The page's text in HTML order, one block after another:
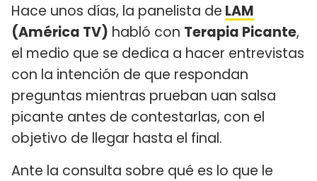
Hace unos días, la panelista de LAM
(América TV) habló con Terapia Picante,
el medio que se dedica a hacer entrevistas
con la intención de que respondan
preguntas mientras prueban uan salsa
picante antes de contestarlas, con el
objetivo de llegar hasta el final.
Ante la consulta sobre qué es lo que le